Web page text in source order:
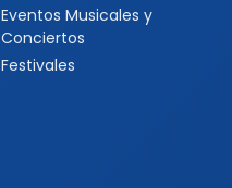
Eventos Musicales y
Conciertos
Festivales